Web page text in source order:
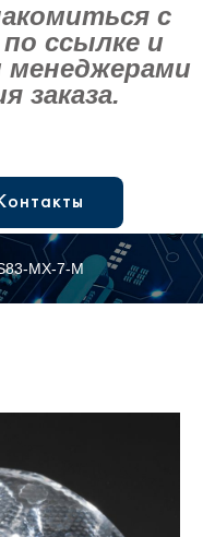
с
ссылке и
менеджерами
заказа.
MX-7-M